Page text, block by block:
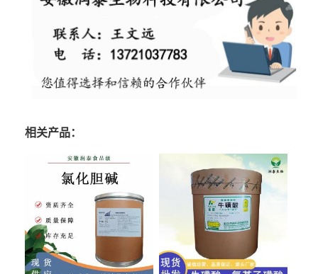
相关产品：